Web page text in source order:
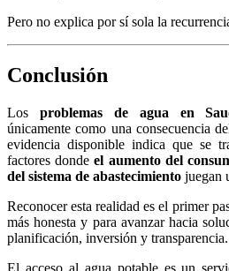
Pero no explica por sí sola la
Conclusión
Los problemas de agua en
únicamente como una consecuencia
evidencia disponible indica que se
factores dondeel aumento del
del sistema de abastecimiento juegan
Reconocer esta realidad es el primer
más honesta y para avanzar hacia
planificación, inversión y transparencia.
El acceso al agua potable es un